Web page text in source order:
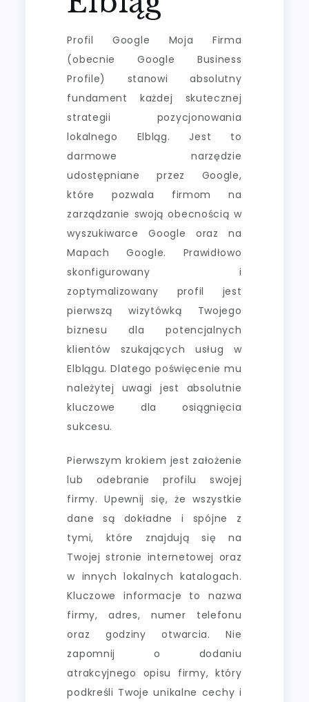
Profil Google Moja Firma
(obecnie Google Business
Profile) stanowi absolutny
fundament każdej skutecznej
strategii pozycjonowania
lokalnego Elbląg. Jest to
darmowe narzędzie
udostępniane przez Google,
które pozwala firmom na
zarządzanie swoją obecnością w
wyszukiwarce Google oraz na
Mapach Google. Prawidłowo
skonfigurowany i
zoptymalizowany profil jest
pierwszą wizytówką Twojego
biznesu dla potencjalnych
klientów szukających usług w
Elblągu. Dlatego poświęcenie mu
należytej uwagi jest absolutnie
kluczowe dla osiągnięcia
sukcesu.
Pierwszym krokiem jest założenie
lub odebranie profilu swojej
firmy. Upewnij się, że wszystkie
dane są dokładne i spójne z
tymi, które znajdują się na
Twojej stronie internetowej oraz
w innych lokalnych katalogach.
Kluczowe informacje to nazwa
firmy, adres, numer telefonu
oraz godziny otwarcia. Nie
zapomnij o dodaniu
atrakcyjnego opisu firmy, który
podkreśli Twoje unikalne cechy i